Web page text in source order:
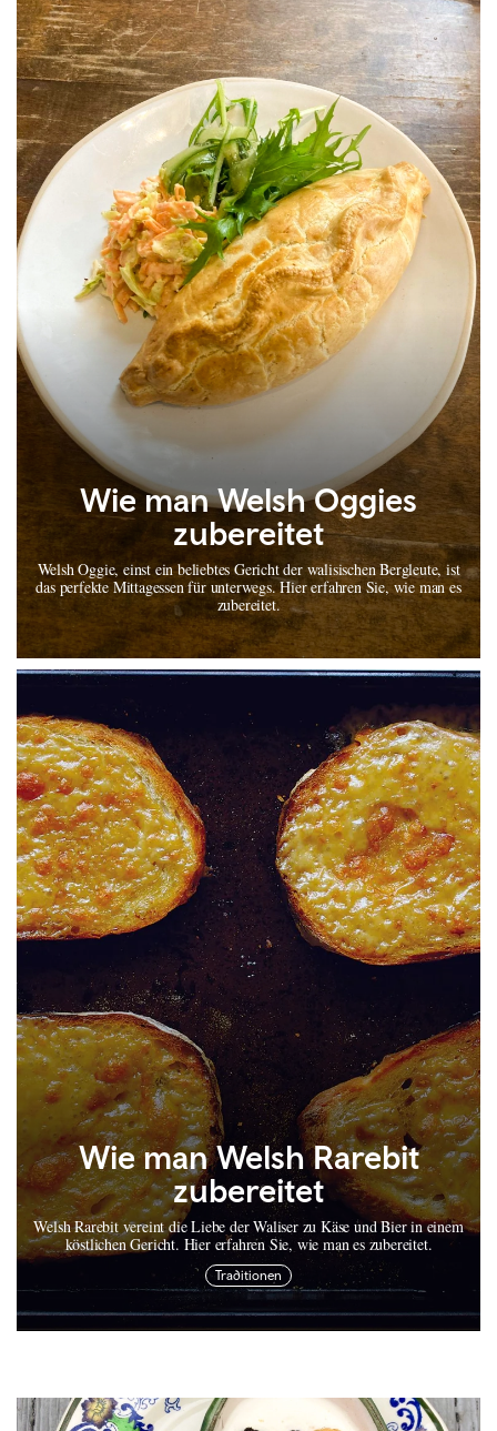
Wie man Welsh Oggies
zubereitet
Welsh Oggie, einst ein beliebtes Gericht der walisischen Bergleute, ist
das perfekte Mittagessen für unterwegs. Hier erfahren Sie, wie man es
zubereitet.
Wie man Welsh Rarebit
zubereitet
Welsh Rarebit vereint die Liebe der Waliser zu Käse und Bier in einem
köstlichen Gericht. Hier erfahren Sie, wie man es zubereitet.
Traditionen